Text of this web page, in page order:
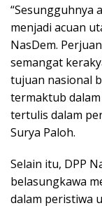
“Sesungguhnya
menjadi acuan
NasDem.
semangat
tujuan nasional
termaktub dalam
tertulis dalam
Surya Paloh.
Selain itu, DPP
belasungkawa
dalam peristiwa